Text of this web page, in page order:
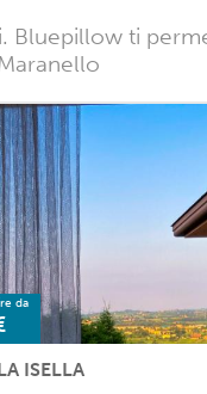
Bluepillow ti
da
ISELLA